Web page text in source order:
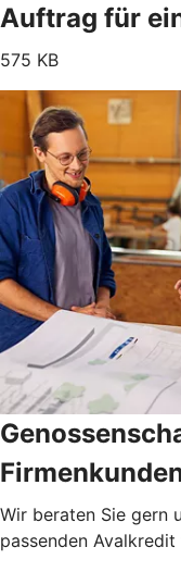
Auftrag für
575 KB
Wir beraten Sie gern
passenden